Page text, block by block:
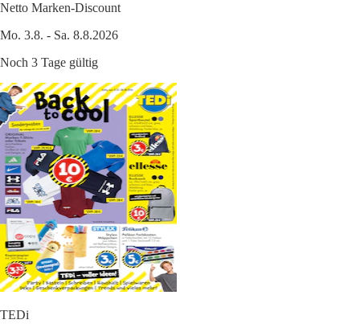
Netto Marken-Discount
Mo. 3.8. - Sa. 8.8.2026
Noch 3 Tage gültig
TEDi